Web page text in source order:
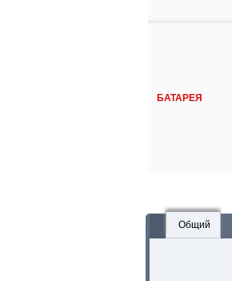
БАТАРЕЯ
Общий